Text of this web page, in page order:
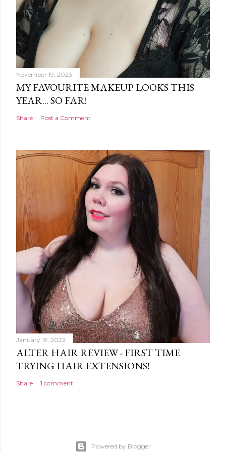
November 19, 2023
MY FAVOURITE MAKEUP LOOKS THIS
YEAR... SO FAR!
Share Post a Comment
January 19, 2022
ALTER HAIR REVIEW - FIRST TIME
TRYING HAIR EXTENSIONS!
Share 1 comment
Powered by Blogger